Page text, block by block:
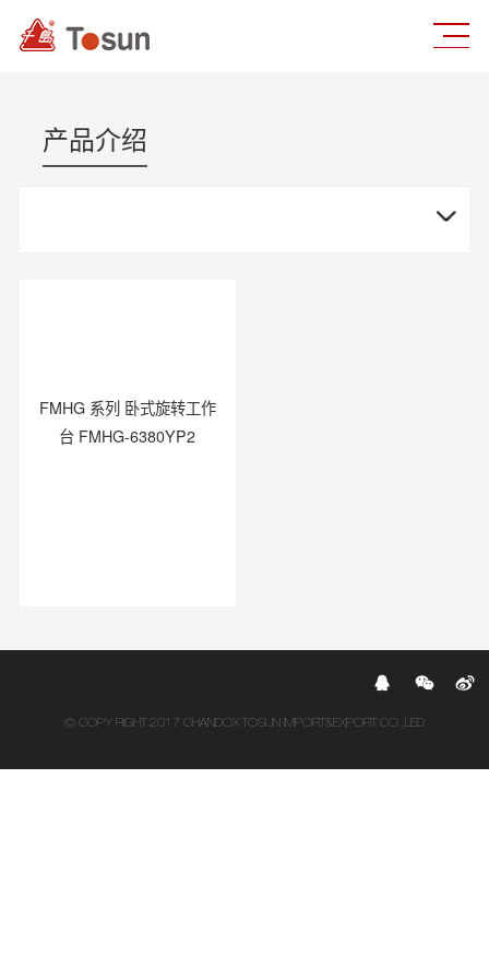
产品介绍
FMHG 系列 卧式旋转工作
台 FMHG-6380YP2
© COPY RIGHT 2017 CHANDOX TOSUN IMPORT&EXPORT CO.,LED